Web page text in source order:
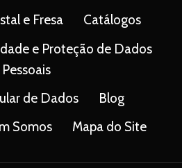
e Fresa
Catálogos
e Proteção de Dados
Pessoais
de Dados
Blog
Somos Mapa do Site